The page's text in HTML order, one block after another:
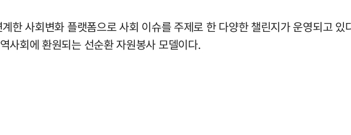
한 사회변화 플랫폼으로 사회 이슈를 주제로 한 다양한 챌린지가 운영되고 있
사회에 환원되는 선순환 자원봉사 모델이다.